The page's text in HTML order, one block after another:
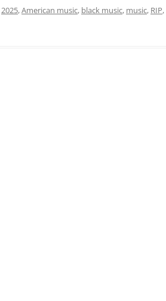
2025,American music, black music, music, RIP,